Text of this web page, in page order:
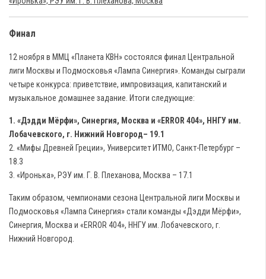
Финал
12 ноября в ММЦ «Планета КВН» состоялся финал Центральной
лиги Москвы и Подмосковья «Лампа Синергия». Команды сыграли
четыре конкурса: приветствие, импровизация, капитанский и
музыкальное домашнее задание. Итоги следующие:
1. «Дэдди Мёрфи», Синергия, Москва и «ЕRROR 404», ННГУ им.
Лобачевского, г. Нижний Новгород– 19.1
2. «Мифы Древней Греции», Университет ИТМО, Санкт-Петербург –
18.3
3. «Иронька», РЭУ им. Г. В. Плеханова, Москва – 17.1
Таким образом, чемпионами сезона Центральной лиги Москвы и
Подмосковья «Лампа Синергия» стали команды «Дэдди Мёрфи»,
Синергия, Москва и «ЕRROR 404», ННГУ им. Лобачевского, г.
Нижний Новгород.